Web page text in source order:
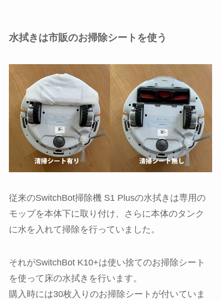
水拭きは市販のお掃除シートを使う
従来のSwitchBot掃除機 S1 Plusの水拭きは専用の
モップを本体下に取り付け、さらに本体のタンク
に水を入れて掃除を行っていました。
それがSwitchBot K10+は使い捨てのお掃除シート
を使って床の水拭きを行います。
購入時には30枚入りのお掃除シートが付いていま